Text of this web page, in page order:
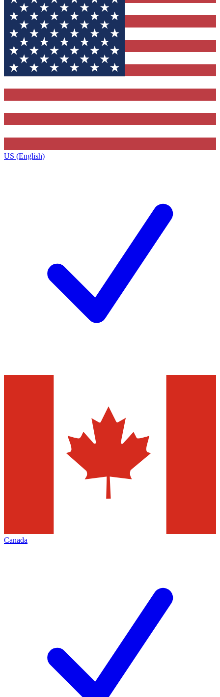
US (English)
Canada